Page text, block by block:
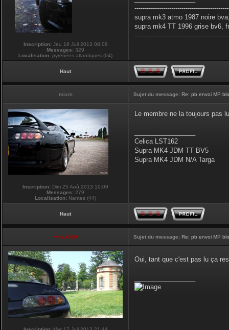
Inscription:Jeu 18 Juil 2013 08:08
Messages: 329
Localisation: pyrénées atlantiques (64)
supra mk3 atmo 1987 noire
supra mk4 TT 1996 grise bv6,
Haut
mixm Sujet du message: Re: pb envoi MP
Inscription: Dim 25 Aoû 2013 10:09
Messages: 279
Localisation: Nantes (44)
Le membre ne la toujours pas
Celica LST162
Supra MK4 JDM TT BV5
Supra MK4 JDM N/A Targa
Haut
vmax330 Sujet du message: Re: pb envoi MP
Oui, tant que c'est pas lu ça